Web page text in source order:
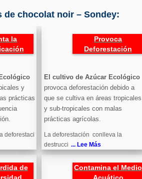
de chocolat noir – Sondey:
la
y
prácticas
deforestaci
de
Provoca
Deforestación
El cultivo de Azúcar Ecológico
provoca deforestación debido a
que se cultiva en áreas tropicales
y sub-tropicales con malas
prácticas agrícolas.
La deforestación conlleva la
destrucci ... Lee Más
Contamina el Medio